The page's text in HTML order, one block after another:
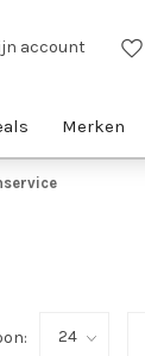
account
Merken